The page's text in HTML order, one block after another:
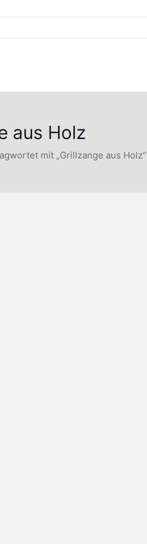
aus Holz
mit „Grillzange aus Holz“